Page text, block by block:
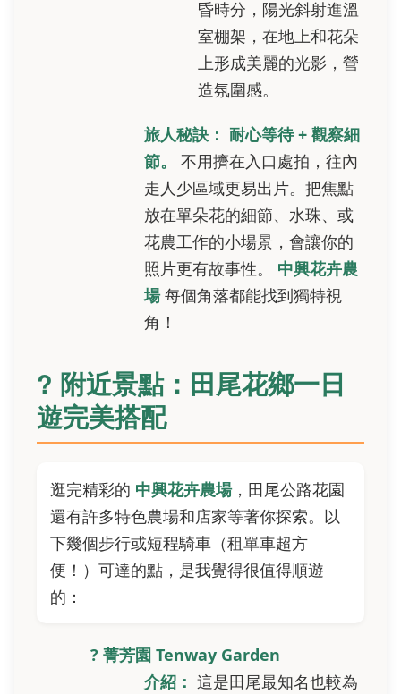
昏時分，陽光斜射進溫
室棚架，在地上和花朵
上形成美麗的光影，營
造氛圍感。
旅人秘訣： 耐心等待 + 觀察細
節。
不用擠在入口處拍，往內
走人少區域更易出片。把焦點
放在單朵花的細節、水珠、或
花農工作的小場景，會讓你的
照片更有故事性。 中興花卉農
場每個角落都能找到獨特視
角！
? 附近景點：田尾花鄉一日
遊完美搭配
逛完精彩的 中興花卉農場，田尾公路花園
還有許多特色農場和店家等著你探索。以
下幾個步行或短程騎車（租單車超方
便！）可達的點，是我覺得很值得順遊
的：
? 菁芳園 Tenway Garden
介紹： 這是田尾最知名也較為